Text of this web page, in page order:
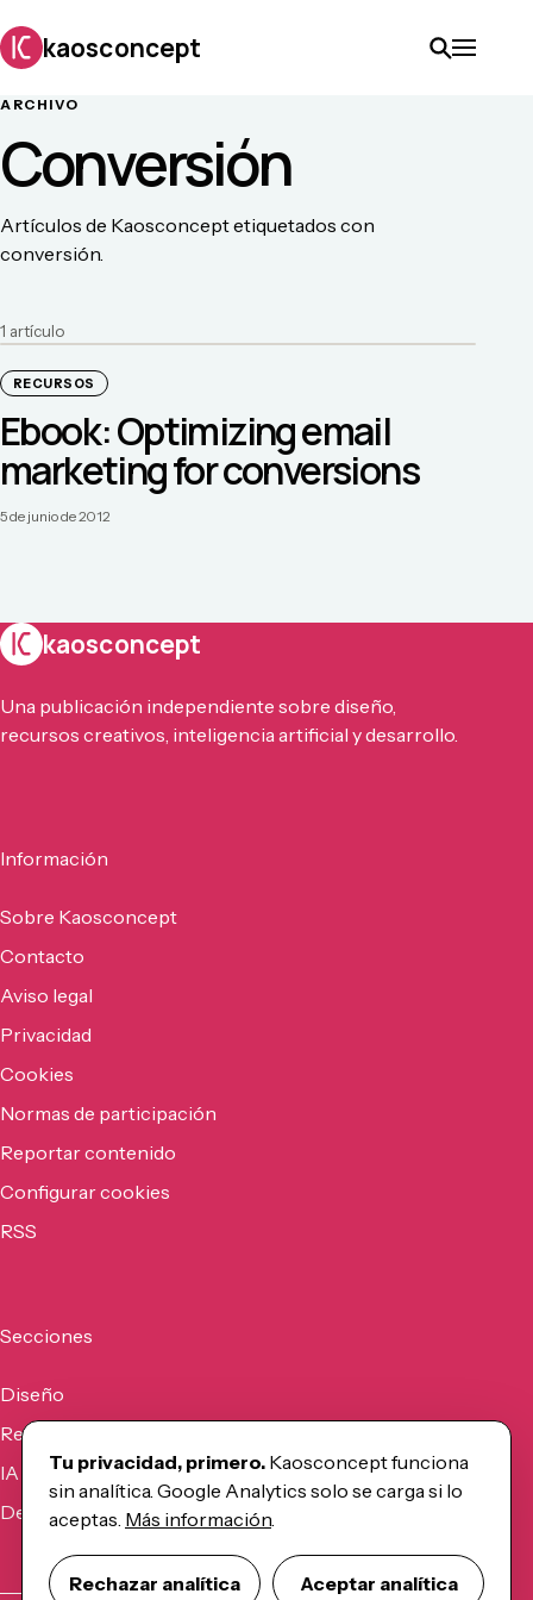
kaosconcept
ARCHIVO
Conversión
Artículos de Kaosconcept etiquetados con
conversión.
1 artículo
RECURSOS
Ebook: Optimizing email
marketing for conversions
5 de junio de 2012
kaosconcept
Una publicación independiente sobre diseño,
recursos creativos, inteligencia artificial y desarrollo.
Información
Sobre Kaosconcept
Contacto
Aviso legal
Privacidad
Cookies
Normas de participación
Reportar contenido
Configurar cookies
RSS
Secciones
Diseño
Recursos
IA
Desarrollo
Tu privacidad, primero. Kaosconcept funciona
sin analítica. Google Analytics solo se carga si lo
aceptas. Más información.
Rechazar analítica Aceptar analítica